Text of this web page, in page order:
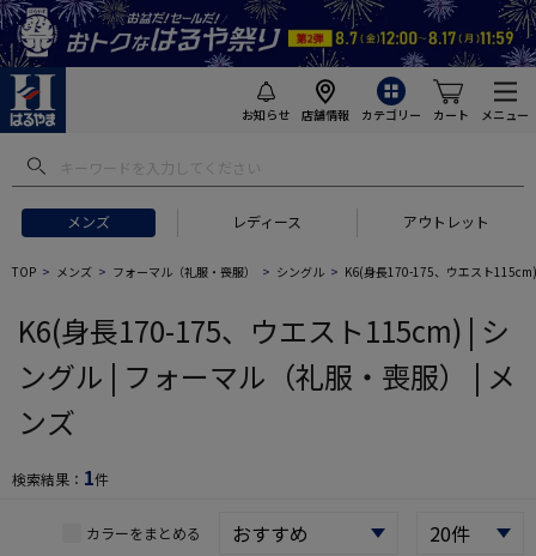
お知らせ 店舗情報 カテゴリー カート メニュー
メンズ レディース アウトレット
フトにおすすめ #セットアップ スーツ
TOP メンズ フォーマル（礼服・喪服） シングル K6(身長170-175、ウエスト115cm)
K6(身長170-175、ウエスト115cm) | シ
ングル | フォーマル（礼服・喪服） | メ
ンズ
検索結果： 1件
カラーをまとめる